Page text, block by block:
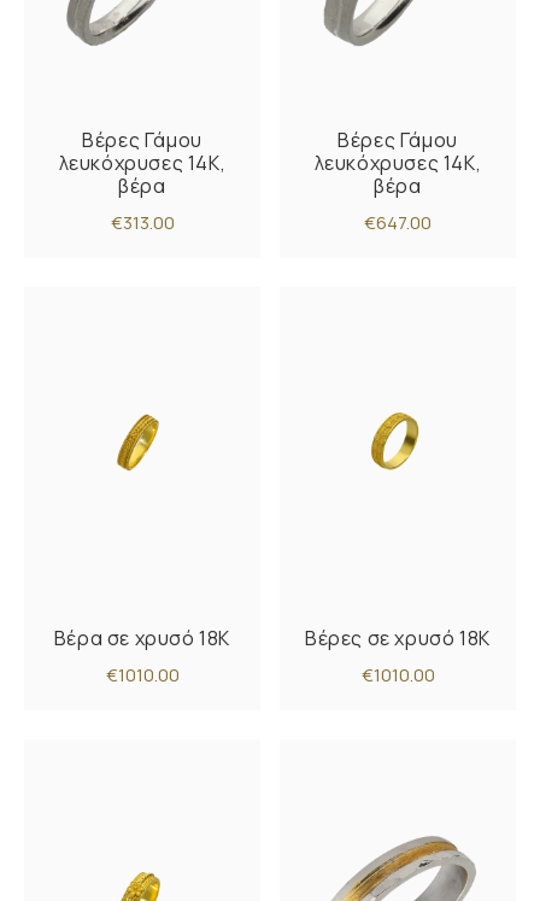
Βέρες Γάμου
λευκόχρυσες 14Κ,
βέρα
€313.00
Βέρες Γάμου
λευκόχρυσες 14Κ,
βέρα
€647.00
Βέρα σε χρυσό 18Κ
€1010.00
Βέρες σε χρυσό 18Κ
€1010.00